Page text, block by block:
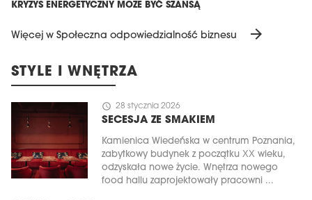
KRYZYS ENERGETYCZNY MOŻE BYĆ SZANSĄ
Więcej w Społeczna odpowiedzialność biznesu arrow_forward
STYLE I WNĘTRZA
schedule 28 stycznia 2026
SECESJA ZE SMAKIEM
Kamienica Wiedeńska w centrum Poznania,
zabytkowy budynek z początku XX wieku,
odzyskała nowe życie. Wnętrza nowego
food hallu zaprojektowały pracowni ...